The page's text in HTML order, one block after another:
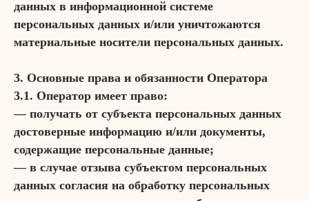
данных в информационной системе
персональных данных и/или уничтожаются
материальные носители персональных данных.
3. Основные права и обязанности Оператора
3.1. Оператор имеет право:
— получать от субъекта персональных данных
достоверные информацию и/или документы,
содержащие персональные данные;
— в случае отзыва субъектом персональных
данных согласия на обработку персональных